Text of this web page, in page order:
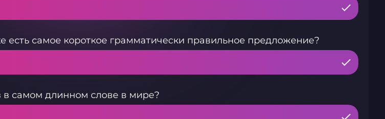
есть самое короткое грамматически правильное предложение?
в самом длинном слове в мире?